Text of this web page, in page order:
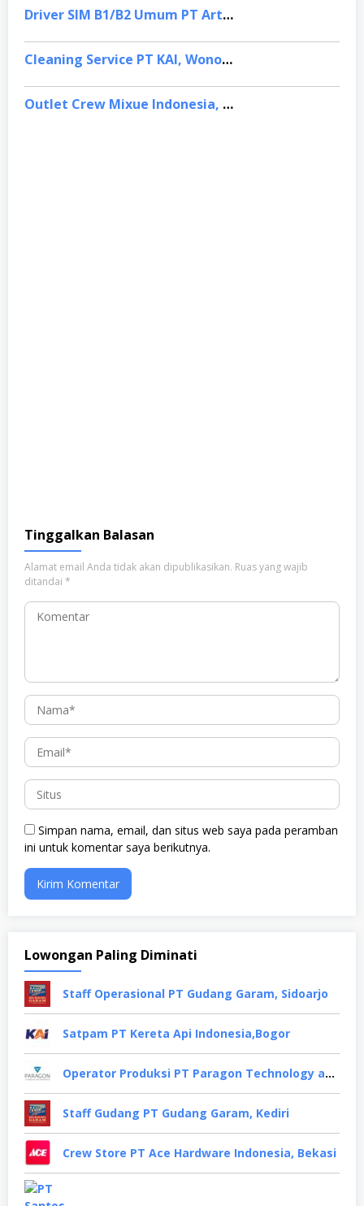
Driver SIM B1/B2 Umum PT Artha Kreasi Utama, Tasikmalaya
Cleaning Service PT KAI, Wonosobo
Outlet Crew Mixue Indonesia, Jakarta Tmur
Tinggalkan Balasan
Alamat email Anda tidak akan dipublikasikan. Ruas yang wajib
ditandai *
Simpan nama, email, dan situs web saya pada peramban
ini untuk komentar saya berikutnya.
Lowongan Paling Diminati
Staff Operasional PT Gudang Garam, Sidoarjo
Satpam PT Kereta Api Indonesia,Bogor
Operator Produksi PT Paragon Technology and Innovation, Tangerang
Staff Gudang PT Gudang Garam, Kediri
Crew Store PT Ace Hardware Indonesia, Bekasi